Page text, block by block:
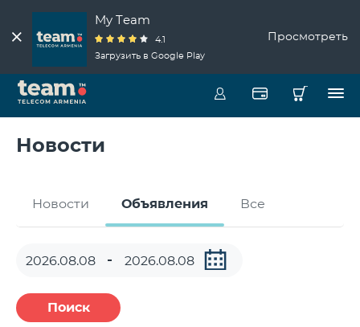
My Team
4.1
Загрузить в Google Play
Просмотреть
Новости
Новости Объявления Все
Поиск